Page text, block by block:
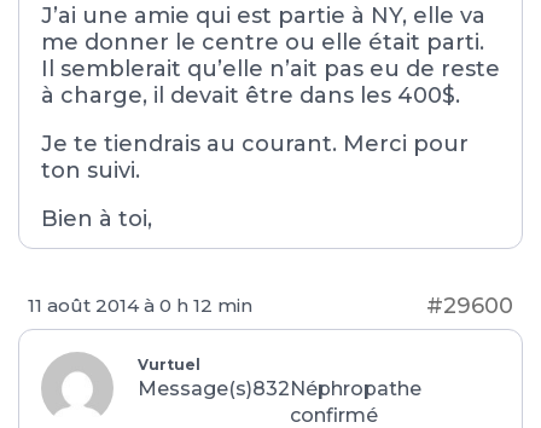
J’ai une amie qui est partie à NY, elle va
me donner le centre ou elle était parti.
Il semblerait qu’elle n’ait pas eu de reste
à charge, il devait être dans les 400$.
Je te tiendrais au courant. Merci pour
ton suivi.
Bien à toi,
11 août 2014 à 0 h 12 min #29600
Vurtuel
Message(s)832Néphropathe
confirmé